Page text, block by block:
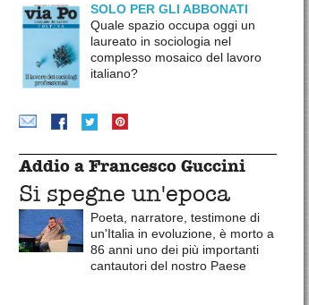
SOLO PER GLI ABBONATI
Quale spazio occupa oggi un
laureato in sociologia nel
complesso mosaico del lavoro
italiano?
Addio a Francesco Guccini
Si spegne un'epoca
Poeta, narratore, testimone di
un'Italia in evoluzione, è morto a
86 anni uno dei più importanti
cantautori del nostro Paese